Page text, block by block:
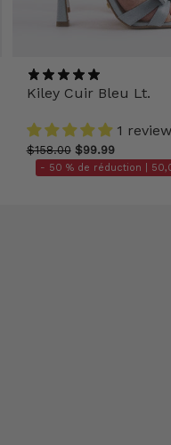
Kiley Cuir Bleu Lt.
1 review
$158.00 $99.99
- 50 % de réduction |